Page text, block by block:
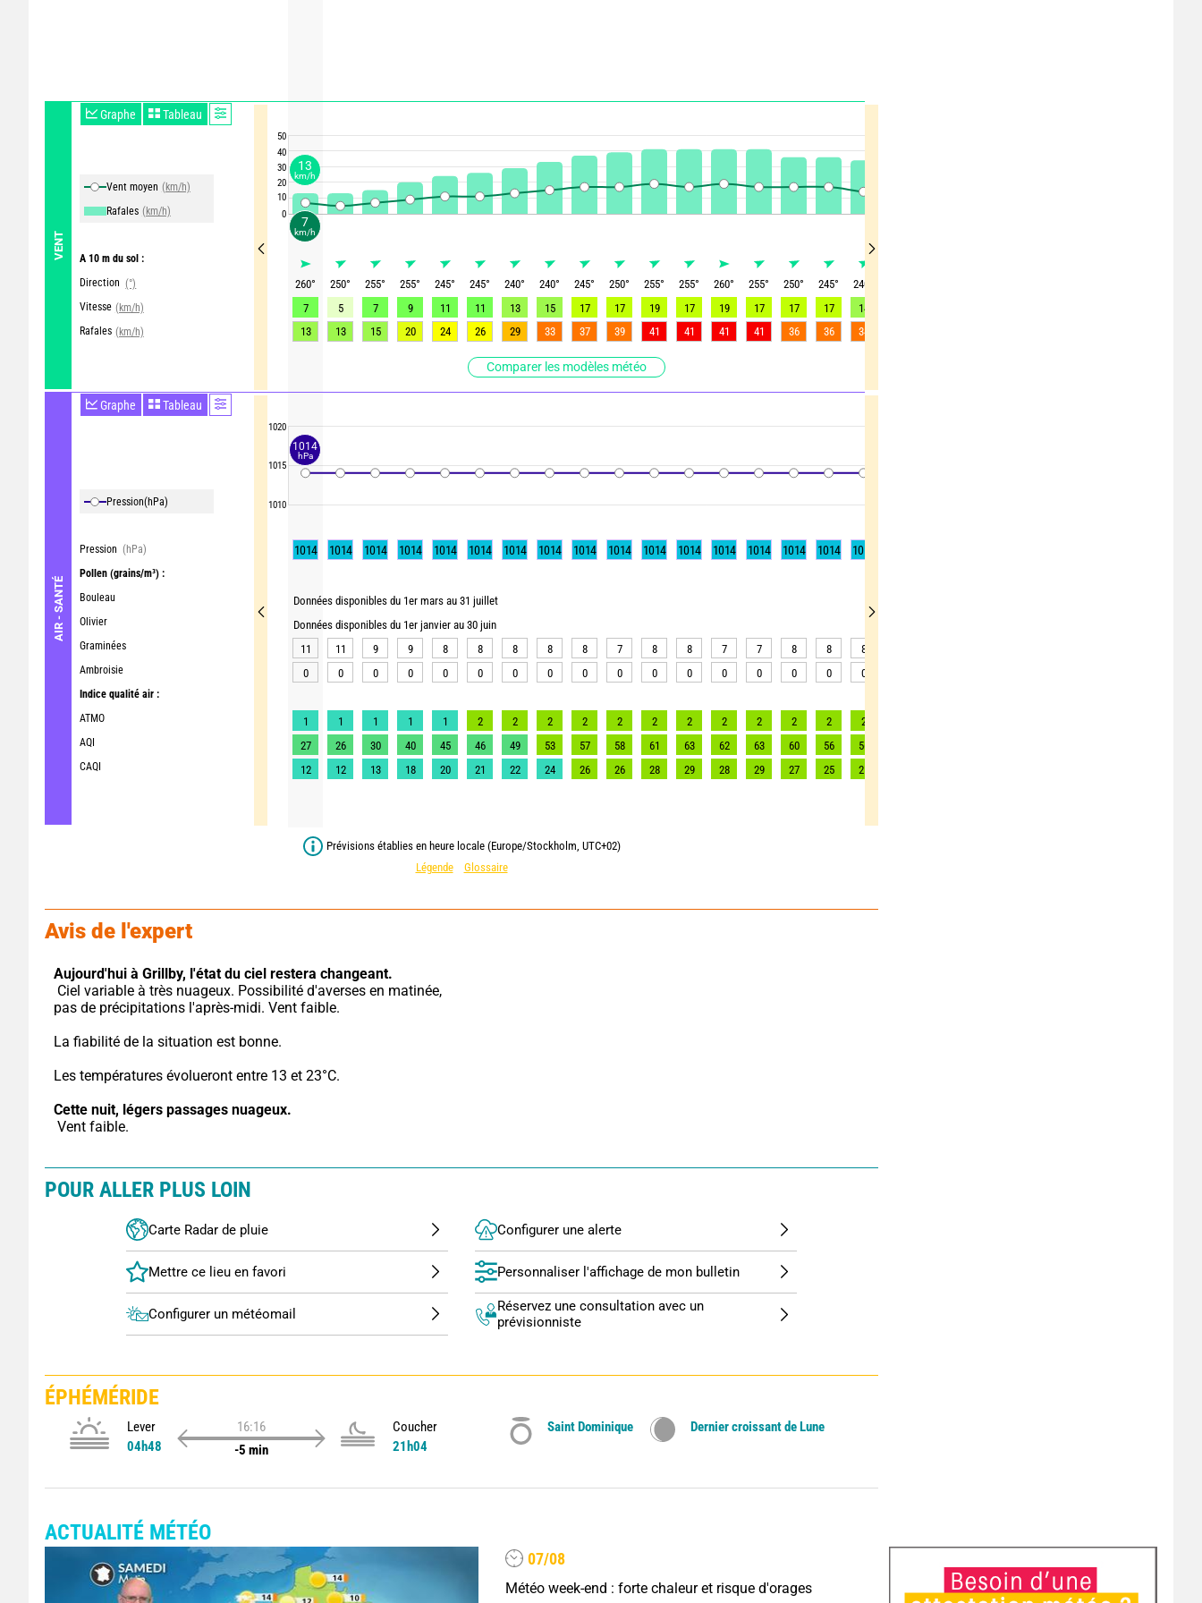
VENT
Graphe Tableau
Vent moyen (km/h)
Rafales (km/h)
A 10 m du sol :
Direction (°)
Vitesse (km/h)
Rafales (km/h)
Comparer les modèles météo
AIR - SANTÉ
Graphe Tableau
Pression(hPa)
Pression (hPa)
Pollen (grains/m³) :
Bouleau
Olivier
Graminées
Ambroisie
Indice qualité air :
ATMO
AQI
CAQI
50
40
30
20
10
0
1020
1015
1010
260° 250° 255° 255° 245° 245° 240° 240° 245° 250° 255° 255° 260° 255° 250° 245° 240
7
5 7 9 11 11 13 15 17 17 19 17 19 17 17 17 14
13
13 15 20 24 26 29 33 37 39 41 41 41 41 36 36 34
1014 1014 1014 1014 1014 1014 1014 1014 1014 1014 1014 1014 1014 1014 1014 1014 1014
Données disponibles du 1er mars au 31 juillet
Données disponibles du 1er janvier au 30 juin
11
11 9 9 8 8 8 8 8 7 8 8 7 7 8 8 8
0
0 0 0 0 0 0 0 0 0 0 0 0 0 0 0 0
1 1 1 1 1 2 2 2 2 2 2 2 2 2 2 2 2
27
26 30 40 45 46 49 53 57 58 61 63 62 63 60 56 56
12
12 13 18 20 21 22 24 26 26 28 29 28 29 27 25 25
Prévisions établies en heure locale (Europe/Stockholm, UTC+02)
Légende
Glossaire
Avis de l'expert
Aujourd'hui à Grillby, l'état du ciel restera changeant.
pas de précipitations l'après-midi. Vent faible.
La fiabilité de la situation est bonne.
Les températures évolueront entre 13 et 23°C.
Cette nuit, légers passages nuageux.
Vent faible.
POUR ALLER PLUS LOIN
Carte Radar de pluie
Configurer un météomail
Configurer une alerte
Personnaliser l'affichage de mon bulletin
Réservez une consultation avec un
prévisionniste
ÉPHÉMÉRIDE
Lever
04h48
16:16
-5 min
Coucher
21h04
Saint Dominique Dernier croissant de Lune
ACTUALITÉ MÉTÉO
07/08
Météo week-end : forte chaleur et risque d'orages
7
km/h
13
km/h
1014
hPa